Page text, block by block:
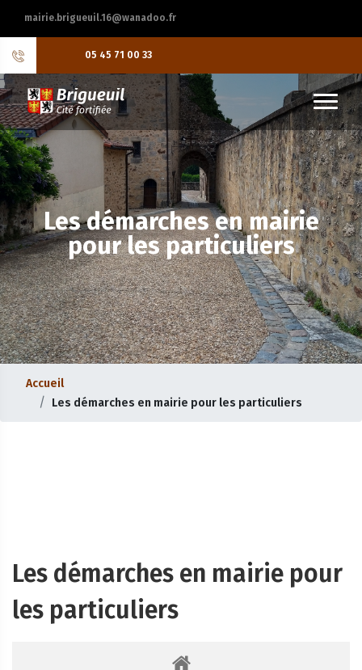
mairie.brigueuil.16@wanadoo.fr
05 45 71 00 33
Les démarches en mairie
pour les particuliers
Accueil
Les démarches en mairie pour les particuliers
Les démarches en mairie pour
les particuliers